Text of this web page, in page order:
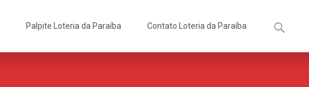
Palpite Loteria da Paraíba Contato Loteria da Paraíba
por: